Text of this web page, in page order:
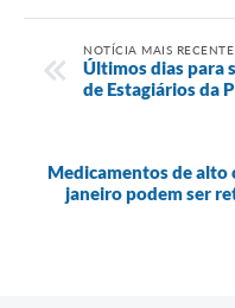
NOTÍCIA MAIS RECENTE
Últimos dias para
de Estagiários da
Medicamentos de alto
janeiro podem ser